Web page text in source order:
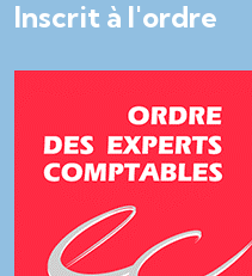
Inscrit à l'ordre